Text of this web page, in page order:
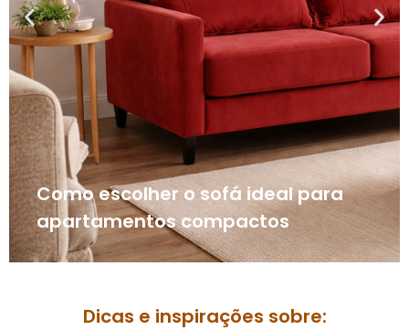
Como escolher o sofá ideal para
apartamentos compactos
Dicas e inspirações sobre: